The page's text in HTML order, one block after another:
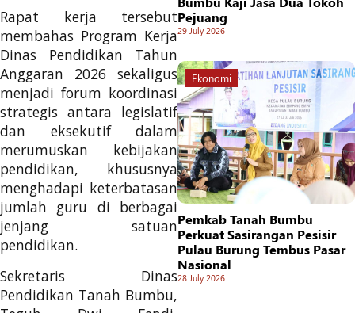
Rapat kerja tersebut
membahas Program Kerja
Dinas Pendidikan Tahun
Anggaran 2026 sekaligus
menjadi forum koordinasi
strategis antara legislatif
dan eksekutif dalam
merumuskan kebijakan
pendidikan, khususnya
menghadapi keterbatasan
jumlah guru di berbagai
jenjang satuan
pendidikan.
Sekretaris Dinas
Pendidikan Tanah Bumbu,
Pejuang
29 July 2026
Ekonomi
Pemkab Tanah Bumbu
Perkuat Sasirangan Pesisir
Pulau Burung Tembus Pasar
Nasional
28 July 2026